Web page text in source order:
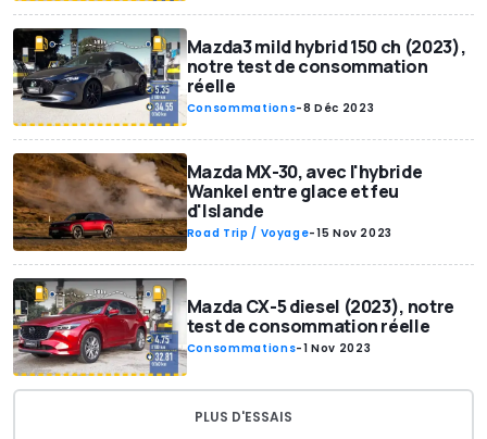
Mazda3 mild hybrid 150 ch (2023),
notre test de consommation
réelle
Consommations-8 Déc 2023
Mazda MX-30, avec l'hybride
Wankel entre glace et feu
d'Islande
Road Trip / Voyage-15 Nov 2023
Mazda CX-5 diesel (2023), notre
test de consommation réelle
Consommations-1 Nov 2023
PLUS D'ESSAIS